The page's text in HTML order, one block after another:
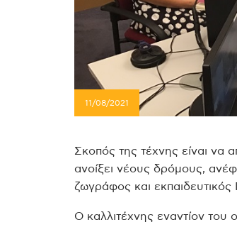
11/08/2021
Σκοπός της τέχνης είναι να
ανοίξει νέους δρόμους,
ζωγράφος και εκπαιδευτικός
Ο καλλιτέχνης εναντίον του